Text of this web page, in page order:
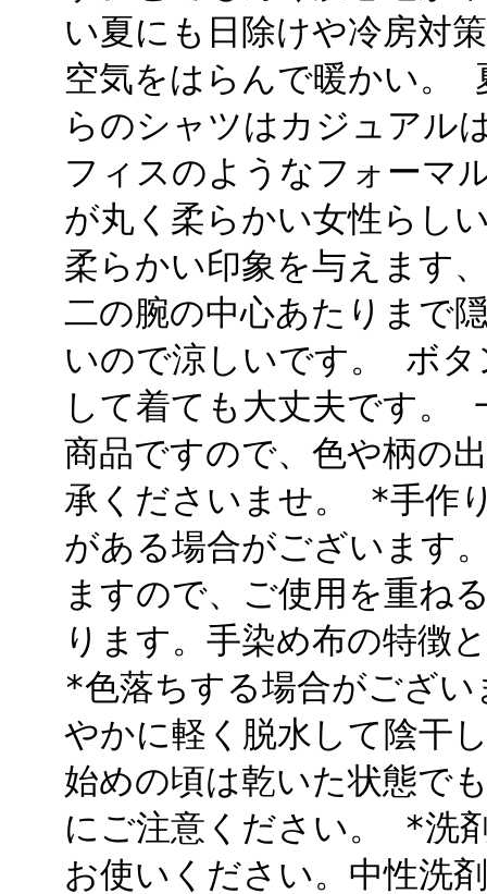
い夏にも日除けや冷房対
空気をはらんで暖かい。
らのシャツはカジュアル
フィスのようなフォーマ
が丸く柔らかい女性らし
柔らかい印象を与えます
二の腕の中心あたりまで
いので涼しいです。 ボ
して着ても大丈夫です。
商品ですので、色や柄の
承くださいませ。 *手作
がある場合がございます
ますので、ご使用を重ね
ります。手染め布の特徴
*色落ちする場合がござ
やかに軽く脱水して陰干
始めの頃は乾いた状態で
にご注意ください。 *洗
お使いください。中性洗